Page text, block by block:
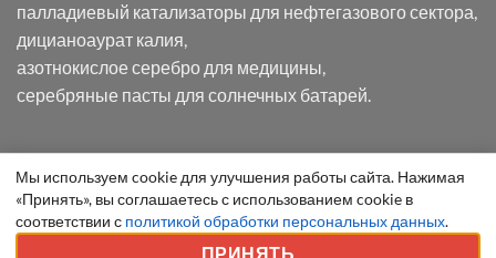
в
электролите
калий
дицианоаурат–
гексацианоферрата
палладиевый катализаторы для нефтегазового сектора,
дицианоаурат калия,
азотнокислое серебро для медицины,
серебряные пасты для солнечных батарей.
ООО "Экотек" 2026 ©Внимание! Все указанные сведения
приведены как справочная информация и не являются
публичной офертой, определяемой положениями статьи 437
Уведомление
о
cookie
Мы используем cookie для улучшения работы сайта. Нажимая
«Принять», вы соглашаетесь с использованием cookie в
соответствии с политикой обработки персональных данных.
ПРИНЯТЬ